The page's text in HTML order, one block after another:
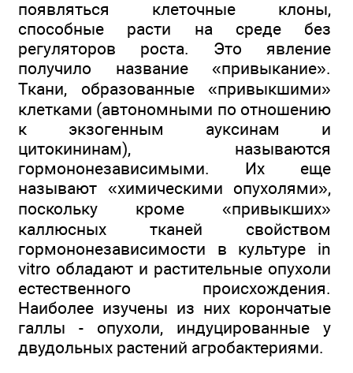
появляться клеточные клоны,
способные расти на среде без
регуляторов роста. Это явление
получило название «привыкание».
Ткани, образованные «привыкшими»
клетками (автономными по отношению
к экзогенным ауксинам и
цитокининам), называются
гормононезависимыми. Их еще
называют «химическими опухолями»,
поскольку кроме «привыкших»
каллюсных тканей свойством
гормононезависимости в культуре in
vitro обладают и растительные опухоли
естественного происхождения.
Наиболее изучены из них корончатые
галлы - опухоли, индуцированные у
двудольных растений агробактериями.